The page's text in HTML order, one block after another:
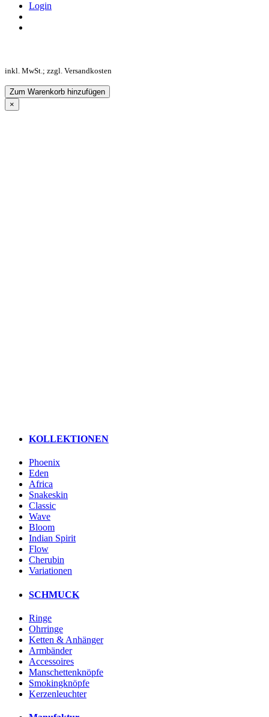
Login
inkl. MwSt.; zzgl. Versandkosten
Zum Warenkorb hinzufügen
×
KOLLEKTIONEN
Phoenix
Eden
Africa
Snakeskin
Classic
Wave
Bloom
Indian Spirit
Flow
Cherubin
Variationen
SCHMUCK
Ringe
Ohrringe
Ketten & Anhänger
Armbänder
Accessoires
Manschettenknöpfe
Smokingknöpfe
Kerzenleuchter